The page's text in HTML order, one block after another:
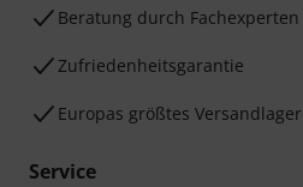
Beratung durch Fachexperten
Zufriedenheitsgarantie
Europas größtes Versandlager
Service